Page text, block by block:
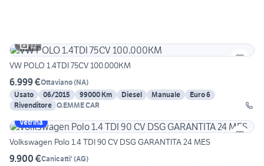
12
VW POLO 1.4TDI 75CV 100.000KM
6.999 €Ottaviano(NA)
Usato
06/2015 99000 Km Diesel Manuale
Euro 6
Rivenditore O.EMME CAR
Vetrina
Volkswagen Polo 1.4 TDI 90 CV DSG GARANTITA 24 MES
9.900 €Canicatti' (AG)